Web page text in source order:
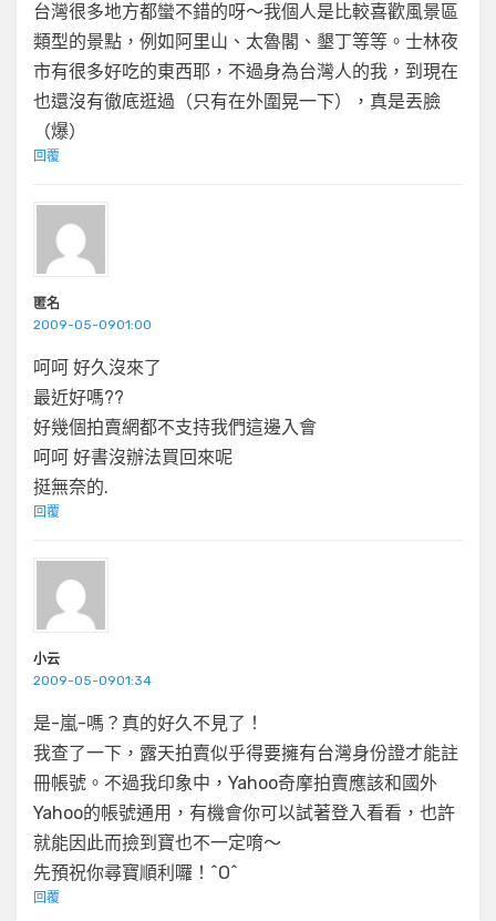
台灣很多地方都蠻不錯的呀～我個人是比較喜歡風景區
類型的景點，例如阿里山、太魯閣、墾丁等等。士林夜
市有很多好吃的東西耶，不過身為台灣人的我，到現在
也還沒有徹底逛過（只有在外圍晃一下），真是丟臉
（爆）
回覆
匿名
2009-05-0901:00
呵呵 好久沒來了
最近好嗎??
好幾個拍賣網都不支持我們這邊入會
呵呵 好書沒辦法買回來呢
挺無奈的.
回覆
小云
2009-05-0901:34
是-嵐-嗎？真的好久不見了！
我查了一下，露天拍賣似乎得要擁有台灣身份證才能註
冊帳號。不過我印象中，Yahoo奇摩拍賣應該和國外
Yahoo的帳號通用，有機會你可以試著登入看看，也許
就能因此而撿到寶也不一定唷～
先預祝你尋寶順利囉！^O^
回覆